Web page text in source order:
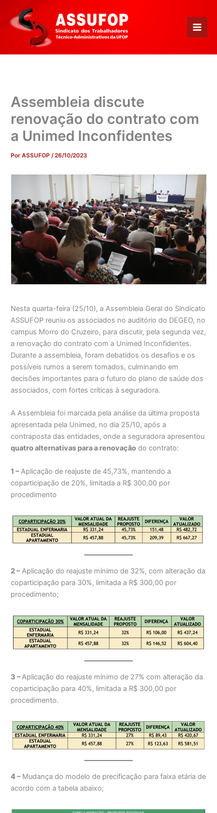
para
conteúdo
Assembleia discute
renovação do contrato com
a Unimed Inconfidentes
PorASSUFOP/26/10/2023
Nesta quarta-feira (25/10), a Assembleia Geral do Sindicato
ASSUFOP reuniu os associados no auditório do DEGEO, no
campus Morro do Cruzeiro, para discutir, pela segunda vez,
a renovação do contrato com a Unimed Inconfidentes.
Durante a assembleia, foram debatidos os desafios e os
possíveis rumos a serem tomados, culminando em
decisões importantes para o futuro do plano de saúde dos
associados, com fortes críticas à seguradora.
A Assembleia foi marcada pela análise da última proposta
apresentada pela Unimed, no dia 25/10, após a
contraposta das entidades, onde a seguradora apresentou
quatro alternativas para a renovação do contrato:
1 –Aplicação de reajuste de 45,73%, mantendo a
coparticipação de 20%, limitada a R$ 300,00 por
procedimento
2 –Aplicação do reajuste mínimo de 32%, com alteração da
coparticipação para 30%, limitada a R$ 300,00 por
procedimento;
3 –Aplicação do reajuste mínimo de 27% com alteração da
coparticipação para 40%, limitada a R$ 300,00 por
procedimento.
4 –Mudança do modelo de precificação para faixa etária de
acordo com a tabela abaixo;